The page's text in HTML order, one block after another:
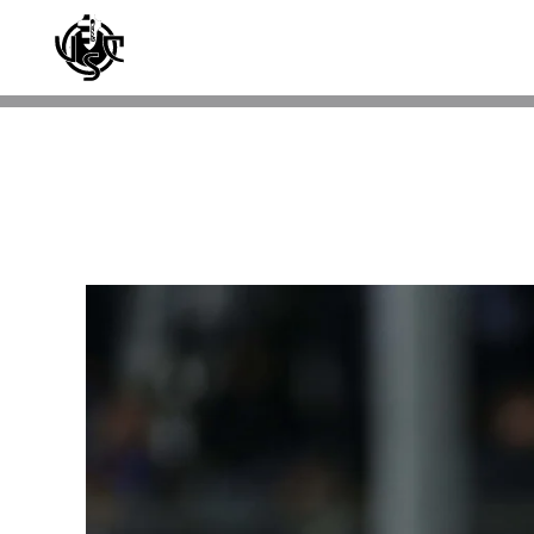
Skip to main content